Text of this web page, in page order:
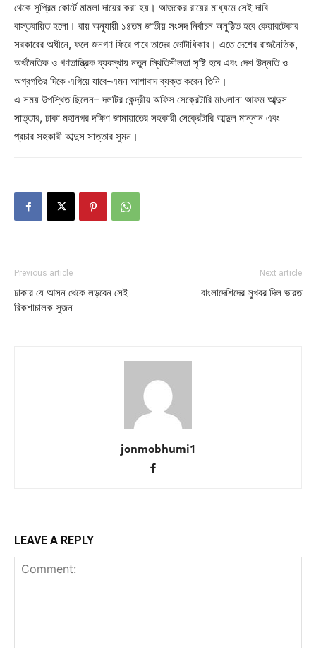
থেকে সুপ্রিম কোর্টে মামলা দায়ের করা হয়। আজকের রায়ের মাধ্যমে সেই দাবি
বাস্তবায়িত হলো। রায় অনুযায়ী ১৪তম জাতীয় সংসদ নির্বাচন অনুষ্ঠিত হবে কেয়ারটেকার
সরকারের অধীনে, ফলে জনগণ ফিরে পাবে তাদের ভোটাধিকার। এতে দেশের রাজনৈতিক,
অর্থনৈতিক ও গণতান্ত্রিক ব্যবস্থায় নতুন স্থিতিশীলতা সৃষ্টি হবে এবং দেশ উন্নতি ও
অগ্রগতির দিকে এগিয়ে যাবে-এমন আশাবাদ ব্যক্ত করেন তিনি।
এ সময় উপস্থিত ছিলেন– দলটির কেন্দ্রীয় অফিস সেক্রেটারি মাওলানা আফম আব্দুস
সাত্তার, ঢাকা মহানগর দক্ষিণ জামায়াতের সহকারী সেক্রেটারি আব্দুল মান্নান এবং
প্রচার সহকারী আব্দুস সাত্তার সুমন।
Previous article
ঢাকার যে আসন থেকে লড়বেন সেই
রিকশাচালক সুজন
Next article
বাংলাদেশিদের সুখবর দিল ভারত
jonmobhumi1
LEAVE A REPLY